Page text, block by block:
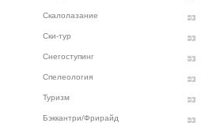
Скалолазание
Ски-тур
Снегоступинг
Спелеология
Туризм
Бэккантри/Фрирайд